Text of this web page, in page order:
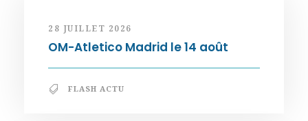
28 JUILLET 2026
OM-Atletico Madrid le 14 août
FLASH ACTU